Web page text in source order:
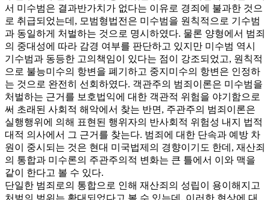
서 미수범은 결과반가치가 없다는 이유로 경죄에 불과한 것으
로 취급되었는데, 모범형법전은 미수범을 원칙적으로 기수범
과 동일하게 처벌하는 것으로 명시하였다. 물론 양형에서 범죄
의 중대성에 따라 감경 여부를 판단하고 있지만 미수범 역시
기수범과 동등한 고의책임이 있다는 점이 강조되었고, 원칙적
으로 불능미수의 항변을 폐기하고 중지미수의 항변은 인정하
는 것으로 완전히 선회하였다. 객관주의 범죄이론은 미수범을
처벌하는 근거를 보호법익에 대한 객관적 위험을 야기함으로
써 초래된 사회적 해악에서 찾는 반면, 주관주의 범죄이론은
실행행위에 의해 표현된 행위자의 반사회적 위험성 내지 법적
대적 의사에서 그 근거를 찾는다. 범죄에 대한 단속과 예방 차
원이 중시되는 것은 현대 미국법제의 경향이기도 한데, 재산죄
의 통합과 미수론의 주관주의적 변화는 큰 틀에서 이와 맥을
같이 한다고 볼 수 있다.
단일한 범죄로의 통합으로 인해 재산죄의 성립이 용이해지고
처벌의 범위는 확대되었다고 볼 수 있는데, 이러한 현상에 대